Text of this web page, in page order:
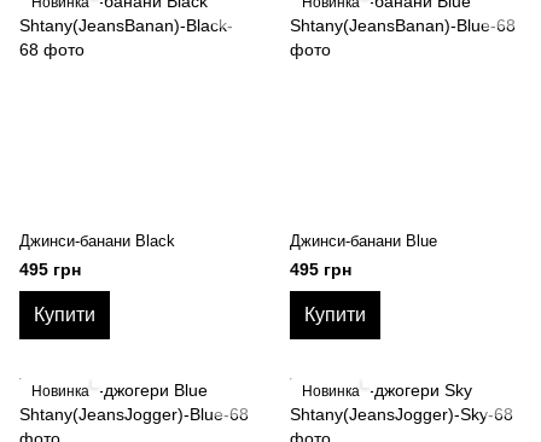
Джинси-банани Black
495 грн
Купити
Джинси-банани Blue
495 грн
Купити
Новинка Новинка